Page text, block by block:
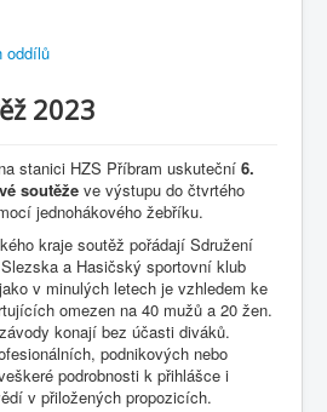
oddílů
2023
stanici HZS Příbram uskuteční 6.
soutěže ve výstupu do čtvrtého
jednohákového žebříku.
kraje soutěž pořádají Sdružení
a Hasičský sportovní klub
v minulých letech je vzhledem ke
omezen na 40 mužů a 20 žen.
konají bez účasti diváků.
podnikových nebo
podrobnosti k přihlášce i
v přiložených propozicích.